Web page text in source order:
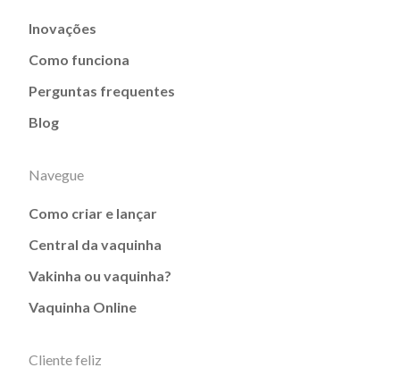
Inovações
Como funciona
Perguntas frequentes
Blog
Navegue
Como criar e lançar
Central da vaquinha
Vakinha ou vaquinha?
Vaquinha Online
Cliente feliz